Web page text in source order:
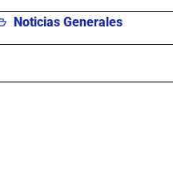
Noticias Generales